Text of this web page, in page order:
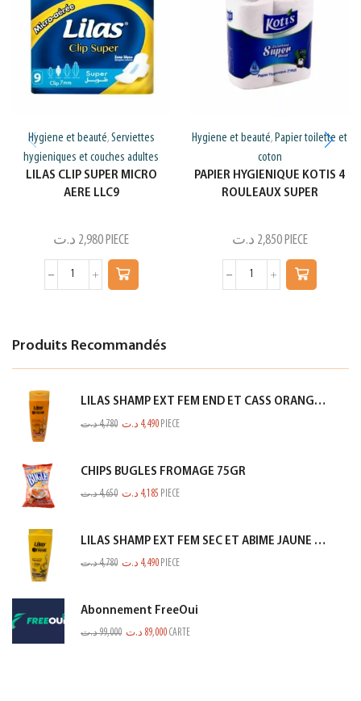
Hygiene et beauté, Serviettes
hygieniques et couches adultes
LILAS CLIP SUPER MICRO
AERE LLC9
2,980 د.ت PIECE
Hygiene et beauté, Papier toilette et
coton
PAPIER HYGIENIQUE KOTIS 4
ROULEAUX SUPER
2,850 د.ت PIECE
Produits Recommandés
LILAS SHAMP EXT FEM END ET CASS ORANGE 350ML
4,780د.ت 4,490 د.ت PIECE
CHIPS BUGLES FROMAGE 75GR
4,650د.ت 4,185 د.ت PIECE
LILAS SHAMP EXT FEM SEC ET ABIME JAUNE 350ML
4,780د.ت 4,490 د.ت PIECE
Abonnement FreeOui
99,000د.ت 89,000 د.ت CARTE